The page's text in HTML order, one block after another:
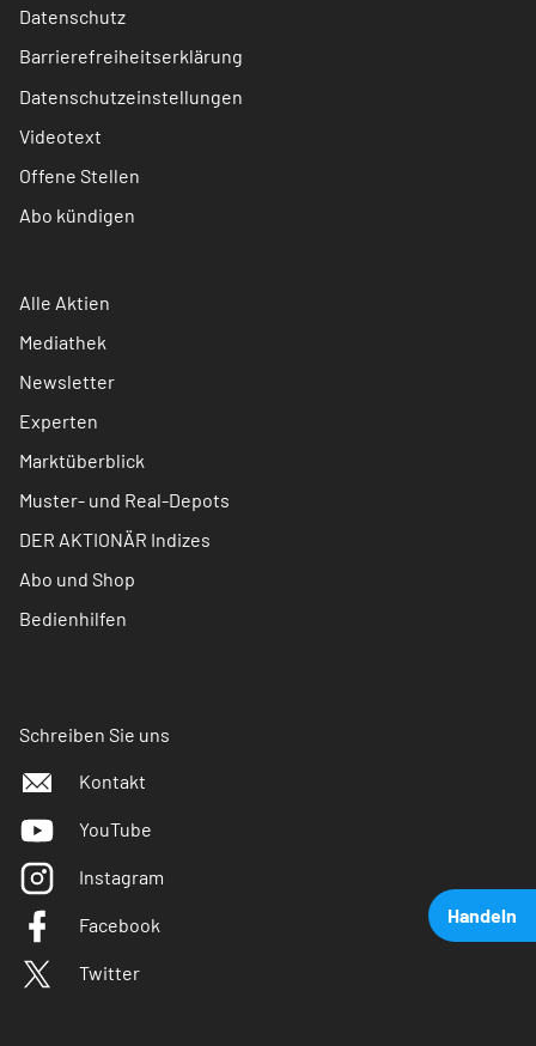
Handeln
Datenschutz
Barrierefreiheitserklärung
Datenschutzeinstellungen
Videotext
Offene Stellen
Abo kündigen
Alle Aktien
Mediathek
Newsletter
Experten
Marktüberblick
Muster- und Real-Depots
DER AKTIONÄR Indizes
Abo und Shop
Bedienhilfen
Schreiben Sie uns
Kontakt
YouTube
Instagram
Facebook
Twitter